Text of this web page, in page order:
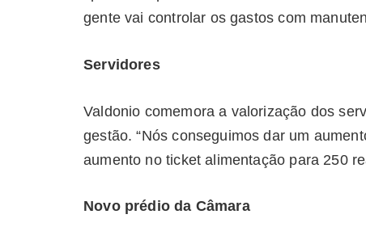
gente vai controlar os gastos com
Servidores
Valdonio comemora a valorização dos
gestão. “Nós conseguimos dar um
aumento no ticket alimentação para 250
Novo prédio da Câmara